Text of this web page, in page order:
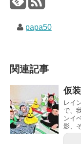
papa50
関連記事
仮
レイ
で、
ンイ
影、